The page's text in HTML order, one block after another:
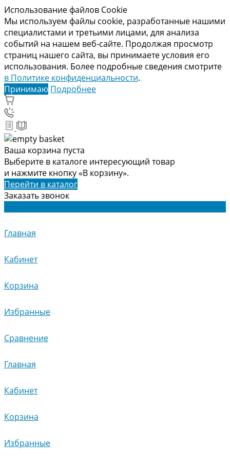
Использование файлов Cookie
Мы используем файлы cookie, разработанные нашими
специалистами и третьими лицами, для анализа
событий на нашем веб-сайте. Продолжая просмотр
страниц нашего сайта, вы принимаете условия его
использования. Более подробные сведения смотрите
в Политике конфиденциальности.
Принимаю Подробнее
Ваша корзина пуста
Выберите в каталоге интересующий товар
и нажмите кнопку «В корзину».
Перейти в каталог
Заказать звонок
Главная
Кабинет
Корзина
Избранные
Сравнение
Главная
Кабинет
Корзина
Избранные